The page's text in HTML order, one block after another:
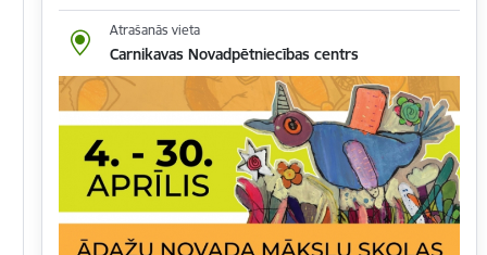
Atrašanās vieta
Carnikavas Novadpētniecības centrs